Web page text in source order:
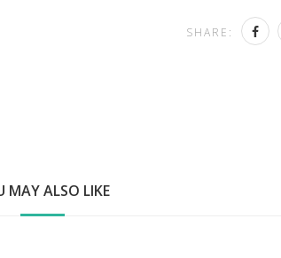
SHARE:
MAY ALSO LIKE